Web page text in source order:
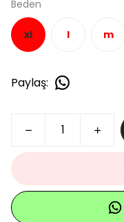
Beden
xl l m
Paylaş: